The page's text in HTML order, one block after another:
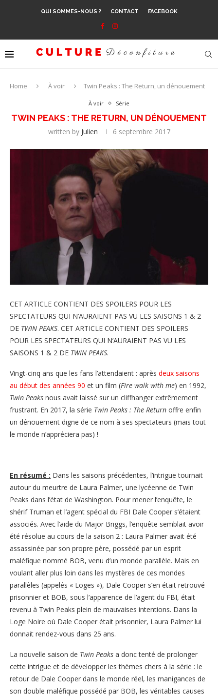
QUI SOMMES-NOUS ? CONTACT FACEBOOK
Home À voir Twin Peaks : The Return, un dénouement
À voir Série
TWIN PEAKS : THE RETURN, UN DÉNOUEMENT
written by Julien 6 septembre 2017
CET ARTICLE CONTIENT DES SPOILERS POUR LES
SPECTATEURS QUI N’AURAIENT PAS VU LES SAISONS 1 & 2
DE TWIN PEAKS. CET ARTICLE CONTIENT DES SPOILERS
POUR LES SPECTATEURS QUI N’AURAIENT PAS VU LES
SAISONS 1 & 2 DE TWIN PEAKS.
Vingt-cinq ans que les fans l’attendaient : après deux saisons
au début des années 90 et un film (Fire walk with me) en 1992,
Twin Peaks nous avait laissé sur un cliffhanger extrêmement
frustrant. En 2017, la série Twin Peaks : The Return offre enfin
un dénouement digne de ce nom à ses spectateurs (mais tout
le monde n’appréciera pas) !
En résumé : Dans les saisons précédentes, l’intrigue tournait
autour du meurtre de Laura Palmer, une lycéenne de Twin
Peaks dans l’état de Washington. Pour mener l’enquête, le
shérif Truman et l’agent spécial du FBI Dale Cooper s’étaient
associés. Avec l’aide du Major Briggs, l’enquête semblait avoir
été résolue au cours de la saison 2 : Laura Palmer avait été
assassinée par son propre père, possédé par un esprit
maléfique nommé BOB, venu d’un monde parallèle. Mais en
voulant aller plus loin dans les mystères de ces mondes
parallèles (appelés « Loges »), Dale Cooper s’en était retrouvé
prisonnier et BOB, sous l’apparence de l’agent du FBI, était
revenu à Twin Peaks plein de mauvaises intentions. Dans la
Loge Noire où Dale Cooper était prisonnier, Laura Palmer lui
donnait rendez-vous dans 25 ans.
La nouvelle saison de Twin Peaks a donc tenté de prolonger
cette intrigue et de développer les thèmes chers à la série : le
retour de Dale Cooper dans le monde réel, les manigances de
son double maléfique possédé par BOB, les véritables causes